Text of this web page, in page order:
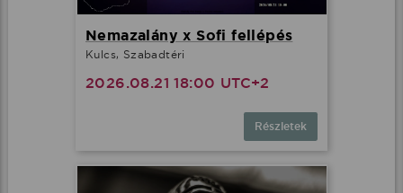
Nemazalány x Sofi fellépés
Kulcs, Szabadtéri
2026.08.21 18:00 UTC+2
Részletek